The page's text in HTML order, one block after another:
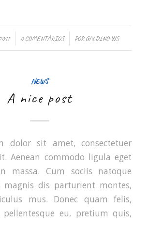
0 COMENTÁRIOS
/ PORGALDINO.WS
NEWS
A nice post
dolor sit amet, consectetuer
Aenean commodo ligula eget
massa. Cum sociis natoque
magnis dis parturient montes,
mus. Donec quam felis,
pellentesque eu, pretium quis,